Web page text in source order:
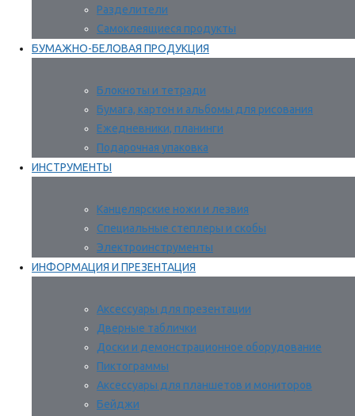
Разделители
Самоклеящиеся продукты
БУМАЖНО-БЕЛОВАЯ ПРОДУКЦИЯ
Блокноты и тетради
Бумага, картон и альбомы для рисования
Ежедневники, планинги
Подарочная упаковка
ИНСТРУМЕНТЫ
Канцелярские ножи и лезвия
Специальные степлеры и скобы
Электроинструменты
ИНФОРМАЦИЯ И ПРЕЗЕНТАЦИЯ
Аксессуары для презентации
Дверные таблички
Доски и демонстрационное оборудование
Пиктограммы
Аксессуары для планшетов и мониторов
Бейджи